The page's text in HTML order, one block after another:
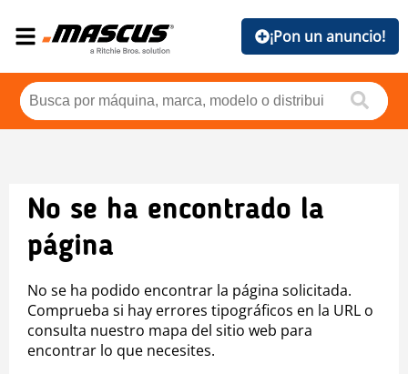
¡Pon un anuncio!
No se ha encontrado la
página
No se ha podido encontrar la página solicitada.
Comprueba si hay errores tipográficos en la URL o
consulta nuestro mapa del sitio web para
encontrar lo que necesites.